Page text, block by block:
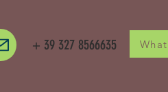
+ 39 327 8566635